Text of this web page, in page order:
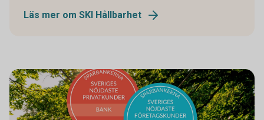
Läs mer om SKI Hållbarhet